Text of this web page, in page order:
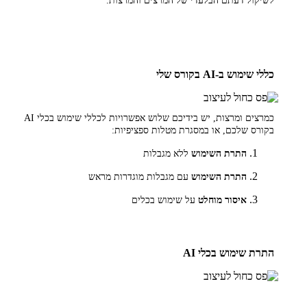
כללי שימוש ב-AI בקורס שלי
כמרצים ומרצות, יש בידיכם שלוש אפשרויות לכללי שימוש בכלי AI
בקורס שלכם, או במסגרת מטלות ספציפיות:
התרת השימוש ללא מגבלות
התרת השימוש עם מגבלות מוגדרות מראש
איסור מוחלט על שימוש בכלים
התרת שימוש בכלי AI